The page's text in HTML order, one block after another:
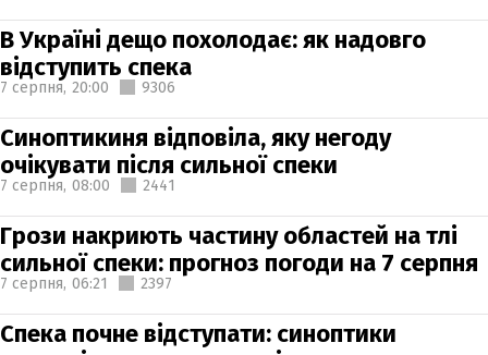
В Україні дещо похолодає: як надовго
відступить спека
7 серпня, 20:00 9306
Синоптикиня відповіла, яку негоду
очікувати після сильної спеки
7 серпня, 08:00 2441
Грози накриють частину областей на тлі
сильної спеки: прогноз погоди на 7 серпня
7 серпня, 06:21 2397
Спека почне відступати: синоптики